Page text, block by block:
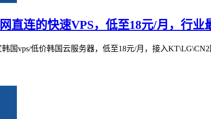
直连的快速VPS，低至18元/月，行业
国vps/低价韩国云服务器，低至18元/月，接入